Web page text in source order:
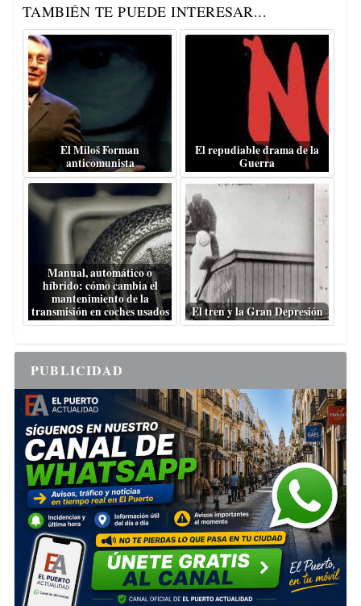
TAMBIÉN TE PUEDE INTERESAR...
El Miloš Forman
anticomunista
El repudiable drama de la
Guerra
Manual, automático o
híbrido: cómo cambia el
mantenimiento de la
transmisión en coches usados
El tren y la Gran Depresión
PUBLICIDAD